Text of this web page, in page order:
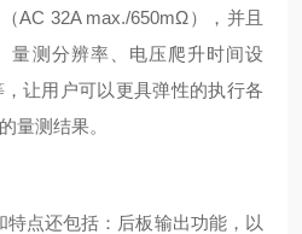
AC 32A max./650mΩ），并且
量测分辨率、电压爬升时间设
让用户可以更具弹性的执行各
量测结果。
特点还包括：后板输出功能，以